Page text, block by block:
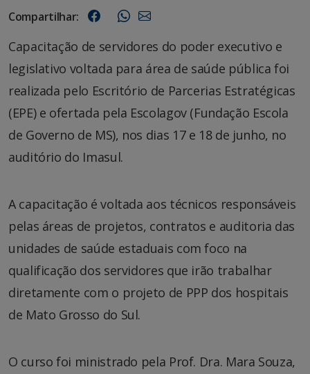
Compartilhar:
Capacitação de servidores do poder executivo e
legislativo voltada para área de saúde pública foi
realizada pelo Escritório de Parcerias Estratégicas
(EPE) e ofertada pela Escolagov (Fundação Escola
de Governo de MS), nos dias 17 e 18 de junho, no
auditório do Imasul.
A capacitação é voltada aos técnicos responsáveis
pelas áreas de projetos, contratos e auditoria das
unidades de saúde estaduais com foco na
qualificação dos servidores que irão trabalhar
diretamente com o projeto de PPP dos hospitais
de Mato Grosso do Sul.
O curso foi ministrado pela Prof. Dra. Mara Souza,